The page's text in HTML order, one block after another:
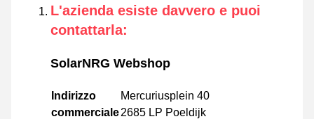
L'azienda esiste davvero e puoi
contattarla:
SolarNRG Webshop
Indirizzo
commerciale
Mercuriusplein 40
2685 LP Poeldijk